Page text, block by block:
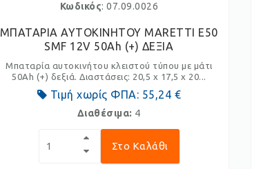
Κωδικός: 07.09.0026
ΜΠΑΤΑΡΙΑ ΑΥΤΟΚΙΝΗΤΟΥ MARETTI E50
SMF 12V 50Ah (+) ΔΕΞΙΑ
Μπαταρία αυτοκινήτου κλειστού τύπου με μάτι
50Ah (+) δεξιά. Διαστάσεις: 20,5 x 17,5 x 20...
Τιμή χωρίς ΦΠΑ: 55,24 €
Διαθέσιμα: 4
Στο Καλάθι